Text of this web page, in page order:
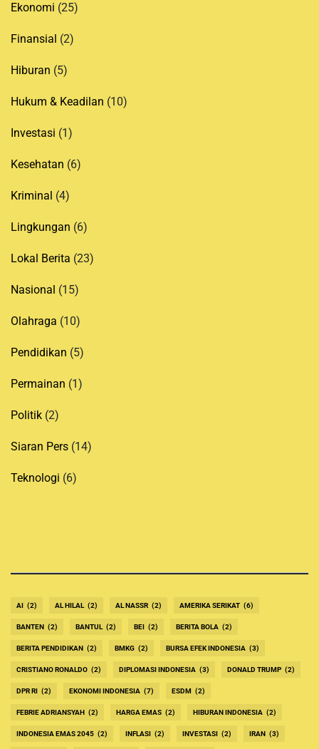
Ekonomi (25)
Finansial (2)
Hiburan (5)
Hukum & Keadilan (10)
Investasi (1)
Kesehatan (6)
Kriminal (4)
Lingkungan (6)
Lokal Berita (23)
Nasional (15)
Olahraga (10)
Pendidikan (5)
Permainan (1)
Politik (2)
Siaran Pers (14)
Teknologi (6)
AI (2) AL HILAL (2) AL NASSR (2) AMERIKA SERIKAT (6)
BANTEN (2) BANTUL (2) BEI (2) BERITA BOLA (2)
BERITA PENDIDIKAN (2) BMKG (2) BURSA EFEK INDONESIA (3)
CRISTIANO RONALDO (2) DIPLOMASI INDONESIA (3) DONALD TRUMP (2)
DPR RI (2) EKONOMI INDONESIA (7) ESDM (2)
FEBRIE ADRIANSYAH (2) HARGA EMAS (2) HIBURAN INDONESIA (2)
INDONESIA EMAS 2045 (2) INFLASI (2) INVESTASI (2) IRAN (3)